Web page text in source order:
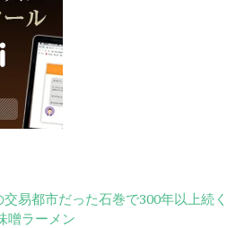
易都市だった石巻で300年以上続く
噌ラーメン